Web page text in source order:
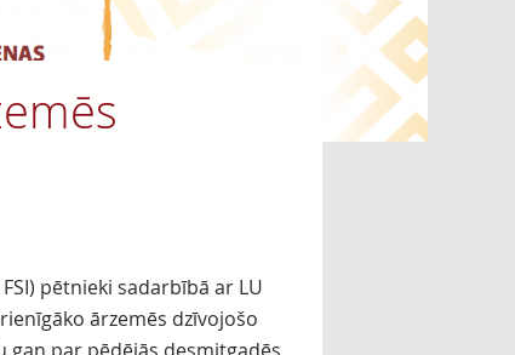
pētnieki sadarbībā ar LU
ārzemēs dzīvojošo